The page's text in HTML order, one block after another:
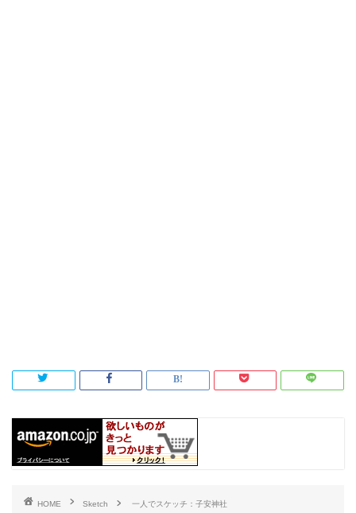
HOME Sketch 一人でスケッチ：子安神社